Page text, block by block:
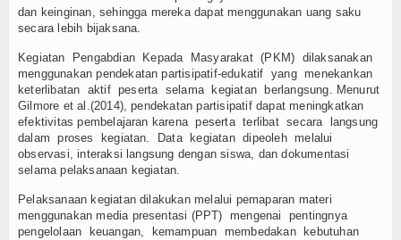
dan keinginan, sehingga mereka dapat menggunakan uang saku
secara lebih bijaksana.
Kegiatan Pengabdian Kepada Masyarakat (PKM) dilaksanakan
menggunakan pendekatan partisipatif-edukatif yang menekankan
keterlibatan aktif peserta selama kegiatan berlangsung. Menurut
Gilmore et al.(2014), pendekatan partisipatif dapat meningkatkan
efektivitas pembelajaran karena peserta terlibat secara langsung
dalam proses kegiatan. Data kegiatan dipeoleh melalui
observasi, interaksi langsung dengan siswa, dan dokumentasi
selama pelaksanaan kegiatan.
Pelaksanaan kegiatan dilakukan melalui pemaparan materi
menggunakan media presentasi (PPT) mengenai pentingnya
pengelolaan keuangan, kemampuan membedakan kebutuhan